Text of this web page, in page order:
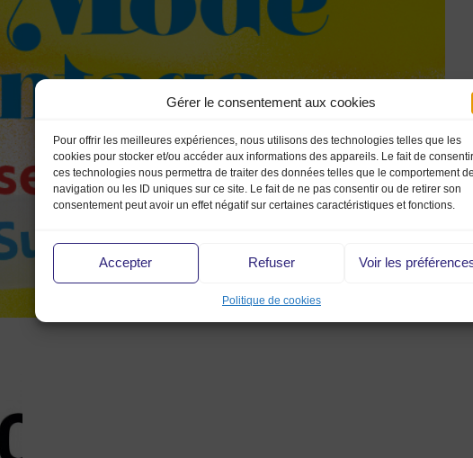
Gérer le consentement aux cookies
Pour offrir les meilleures expériences, nous utilisons des technologies telles que les
cookies pour stocker et/ou accéder aux informations des appareils. Le fait de
ces technologies nous permettra de traiter des données telles que le comportement de
navigation ou les ID uniques sur ce site. Le fait de ne pas consentir ou de retirer son
consentement peut avoir un effet négatif sur certaines caractéristiques et fonctions.
Accepter Refuser Voir les
Politique de cookies